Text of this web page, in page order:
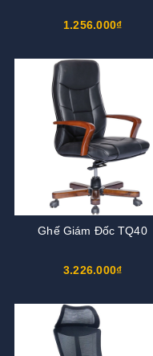
1.256.000₫
Ghế Giám Đốc TQ40
3.226.000₫